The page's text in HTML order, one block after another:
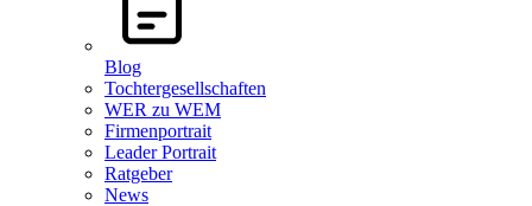
Blog
Tochtergesellschaften
WER zu WEM
Firmenportrait
Leader Portrait
Ratgeber
News